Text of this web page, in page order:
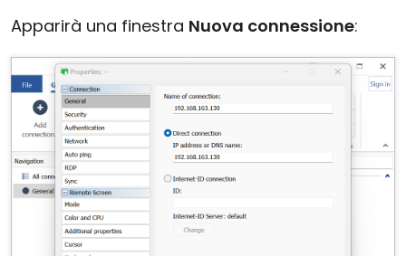
Apparirà una finestra Nuova connessione: